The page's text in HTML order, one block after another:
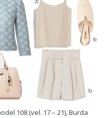
108 (vel. 17 – 21), Burda